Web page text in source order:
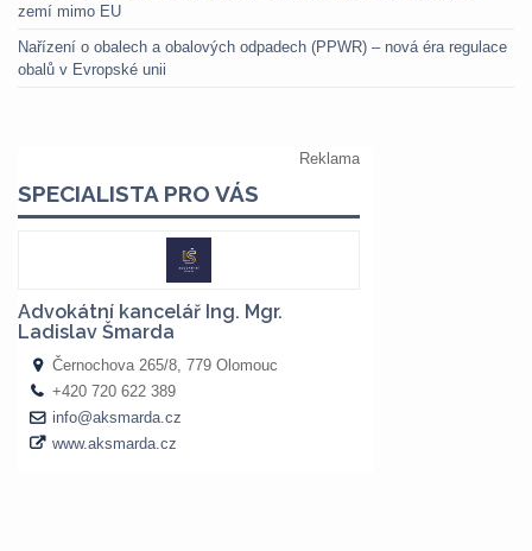
zemí mimo EU
Nařízení o obalech a obalových odpadech (PPWR) – nová éra regulace
obalů v Evropské unii